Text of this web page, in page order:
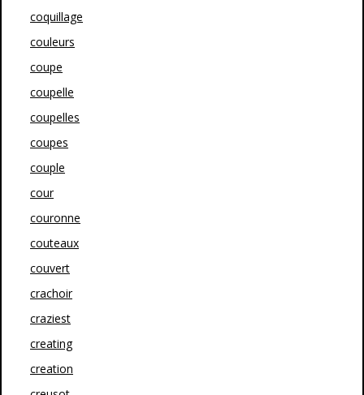
coquillage
couleurs
coupe
coupelle
coupelles
coupes
couple
cour
couronne
couteaux
couvert
crachoir
craziest
creating
creation